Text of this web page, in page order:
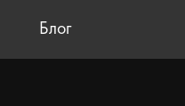
Блог